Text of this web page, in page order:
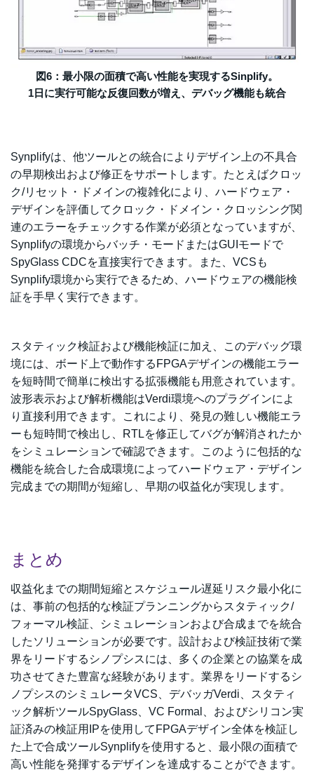
図6：最小限の面積で高い性能を実現するSinplify。
1日に実行可能な反復回数が増え、デバッグ機能も統合
Synplifyは、他ツールとの統合によりデザイン上の不具合
の早期検出および修正をサポートします。たとえばクロッ
ク/リセット・ドメインの複雑化により、ハードウェア・
デザインを評価してクロック・ドメイン・クロッシング関
連のエラーをチェックする作業が必須となっていますが、
Synplifyの環境からバッチ・モードまたはGUIモードで
SpyGlass CDCを直接実行できます。また、VCSも
Synplify環境から実行できるため、ハードウェアの機能検
証を手早く実行できます。
スタティック検証および機能検証に加え、このデバッグ環
境には、ボード上で動作するFPGAデザインの機能エラー
を短時間で簡単に検出する拡張機能も用意されています。
波形表示および解析機能はVerdi環境へのプラグインによ
り直接利用できます。これにより、発見の難しい機能エラ
ーも短時間で検出し、RTLを修正してバグが解消されたか
をシミュレーションで確認できます。このように包括的な
機能を統合した合成環境によってハードウェア・デザイン
完成までの期間が短縮し、早期の収益化が実現します。
まとめ
収益化までの期間短縮とスケジュール遅延リスク最小化に
は、事前の包括的な検証プランニングからスタティック/
フォーマル検証、シミュレーションおよび合成までを統合
したソリューションが必要です。設計および検証技術で業
界をリードするシノプシスには、多くの企業との協業を成
功させてきた豊富な経験があります。業界をリードするシ
ノプシスのシミュレータVCS、デバッガVerdi、スタティ
ック解析ツールSpyGlass、VC Formal、およびシリコン実
証済みの検証用IPを使用してFPGAデザイン全体を検証し
た上で合成ツールSynplifyを使用すると、最小限の面積で
高い性能を発揮するデザインを達成することができます。